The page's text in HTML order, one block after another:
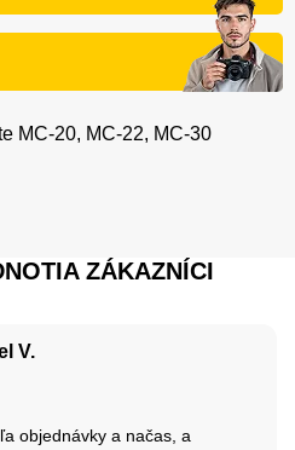
MC-20, MC-22, MC-30
ZÁKAZNÍCI
V.
objednávky a načas, a